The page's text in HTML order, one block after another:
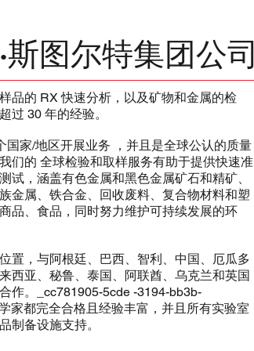
斯图尔特集团公司
品的 RX 快速分析，以及矿物和金属的检
过 30 年的经验。
国家/地区开展业务 ，并且是全球公认的质量
们的 全球检验和取样服务有助于提供快速准
试，涵盖有色金属和黑色金属矿石和精矿、
金属、铁合金、回收废料、复合物材料和塑
品、食品，同时努力维护可持续发展的环
置，与阿根廷、巴西、智利、中国、厄瓜多
西亚、秘鲁、泰国、阿联酋、乌克兰和英国
作。_cc781905-5cde -3194-bb3b-
家都完全合格且经验丰富，并且所有实验室
制备设施支持。